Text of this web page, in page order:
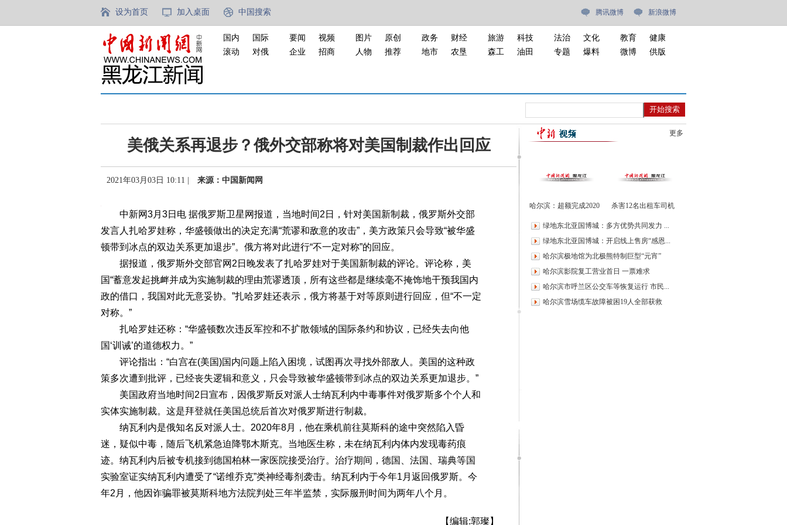
设为首页 加入桌面 中国搜索 腾讯微博 新浪微博
国内
国际
滚动
对俄
要闻
视频
企业
招商
图片
原创
人物
推荐
政务
财经
地市
农垦
旅游
科技
森工
油田
法治
文化
专题
爆料
教育
健康
微博
供版
美俄关系再退步？俄外交部称将对美国制裁作出回应
2021年03月03日 10:11 | 来源：中国新闻网
中新网3月3日电 据俄罗斯卫星网报道，当地时间2日，针对美国新制裁，俄罗斯外交部
发言人扎哈罗娃称，华盛顿做出的决定充满“荒谬和敌意的攻击”，美方政策只会导致“被华盛
顿带到冰点的双边关系更加退步”。俄方将对此进行“不一定对称”的回应。
据报道，俄罗斯外交部官网2日晚发表了扎哈罗娃对于美国新制裁的评论。评论称，美
国“蓄意发起挑衅并成为实施制裁的理由荒谬透顶，所有这些都是继续毫不掩饰地干预我国内
政的借口，我国对此无意妥协。”扎哈罗娃还表示，俄方将基于对等原则进行回应，但“不一定
对称。”
扎哈罗娃还称：“华盛顿数次违反军控和不扩散领域的国际条约和协议，已经失去向他
国‘训诫’的道德权力。”
评论指出：“白宫在(美国)国内问题上陷入困境，试图再次寻找外部敌人。美国的这种政
策多次遭到批评，已经丧失逻辑和意义，只会导致被华盛顿带到冰点的双边关系更加退步。”
美国政府当地时间2日宣布，因俄罗斯反对派人士纳瓦利内中毒事件对俄罗斯多个个人和
实体实施制裁。这是拜登就任美国总统后首次对俄罗斯进行制裁。
纳瓦利内是俄知名反对派人士。2020年8月，他在乘机前往莫斯科的途中突然陷入昏
迷，疑似中毒，随后飞机紧急迫降鄂木斯克。当地医生称，未在纳瓦利内体内发现毒药痕
迹。纳瓦利内后被专机接到德国柏林一家医院接受治疗。治疗期间，德国、法国、瑞典等国
实验室证实纳瓦利内遭受了“诺维乔克”类神经毒剂袭击。纳瓦利内于今年1月返回俄罗斯。今
年2月，他因诈骗罪被莫斯科地方法院判处三年半监禁，实际服刑时间为两年八个月。
【编辑:郭璨】
更多
哈尔滨：超额完成2020
7.2万户居民受益
杀害12名出租车司机
绿地东北亚国博城：多方优势共同发力 ...
绿地东北亚国博城：开启线上售房“感恩...
哈尔滨极地馆为北极熊特制巨型“元宵”
哈尔滨影院复工营业首日 一票难求
哈尔滨市呼兰区公交车等恢复运行 市民...
哈尔滨雪场缆车故障被困19人全部获救